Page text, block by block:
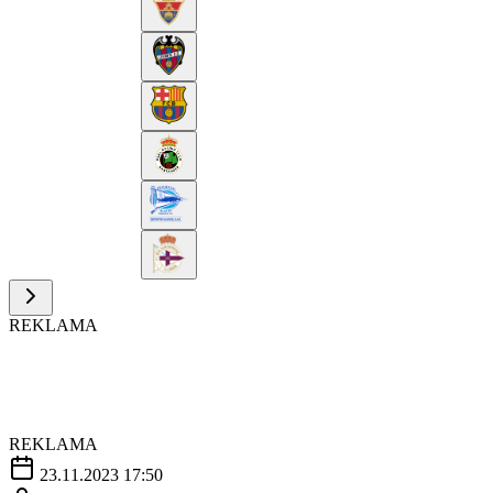
REKLAMA
REKLAMA
23.11.2023 17:50